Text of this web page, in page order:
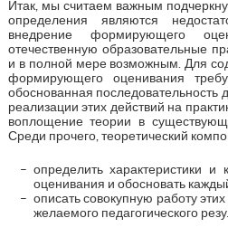
Итак, мы считаем важным
определения являются
внедрение формирующего
отечественную образовательные
и в полной мере возможным. Для
формирующего оценивания
обоснованная последовательность
реализации этих действий на
воплощение теории в
Среди прочего, теоретический
определить характеристики
оценивания и обосновать
описать совокупную работу
желаемого педагогического